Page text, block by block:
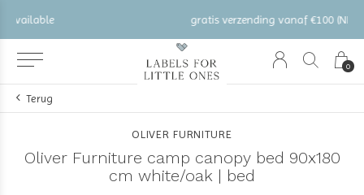
0
gratis verzending vanaf €100 (NL/BE/DE)
Terug
OLIVER FURNITURE
Oliver Furniture camp canopy bed 90x180
cm white/oak | bed